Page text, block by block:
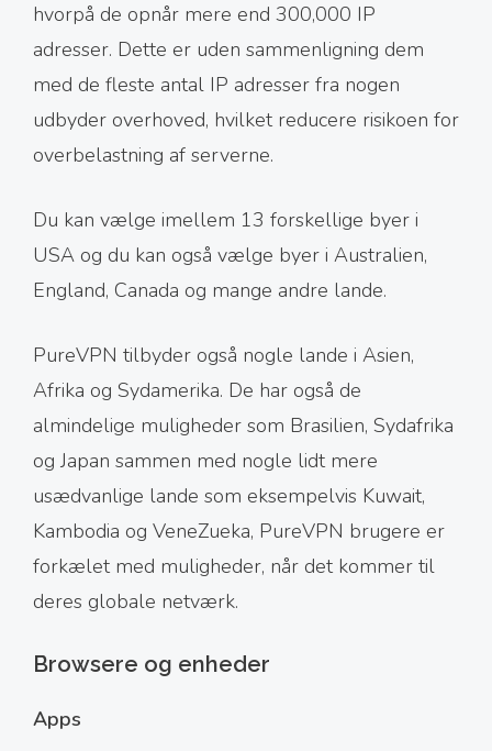
hvorpå de opnår mere end 300,000 IP
adresser. Dette er uden sammenligning dem
med de fleste antal IP adresser fra nogen
udbyder overhoved, hvilket reducere risikoen for
overbelastning af serverne.
Du kan vælge imellem 13 forskellige byer i
USA og du kan også vælge byer i Australien,
England, Canada og mange andre lande.
PureVPN tilbyder også nogle lande i Asien,
Afrika og Sydamerika. De har også de
almindelige muligheder som Brasilien, Sydafrika
og Japan sammen med nogle lidt mere
usædvanlige lande som eksempelvis Kuwait,
Kambodia og VeneZueka, PureVPN brugere er
forkælet med muligheder, når det kommer til
deres globale netværk.
Browsere og enheder
Apps